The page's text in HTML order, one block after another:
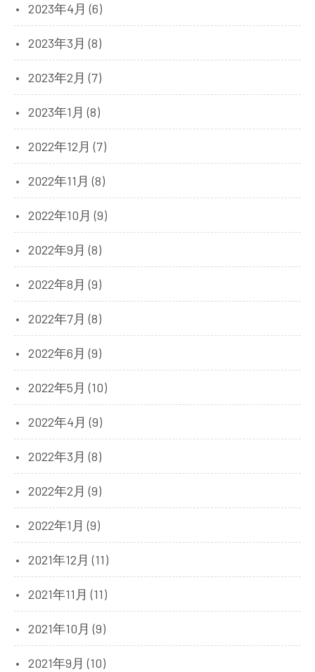
2023年4月 (6)
2023年3月 (8)
2023年2月 (7)
2023年1月 (8)
2022年12月 (7)
2022年11月 (8)
2022年10月 (9)
2022年9月 (8)
2022年8月 (9)
2022年7月 (8)
2022年6月 (9)
2022年5月 (10)
2022年4月 (9)
2022年3月 (8)
2022年2月 (9)
2022年1月 (9)
2021年12月 (11)
2021年11月 (11)
2021年10月 (9)
2021年9月 (10)